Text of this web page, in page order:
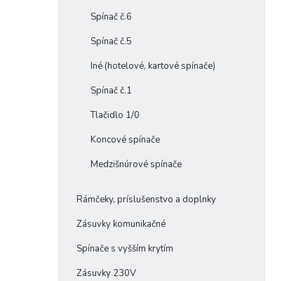
Spínač č.6
Spínač č.5
Iné (hotelové, kartové spínače)
Spínač č.1
Tlačidlo 1/0
Koncové spínače
Medzišnúrové spínače
Rámčeky, príslušenstvo a doplnky
Zásuvky komunikačné
Spínače s vyšším krytím
Zásuvky 230V